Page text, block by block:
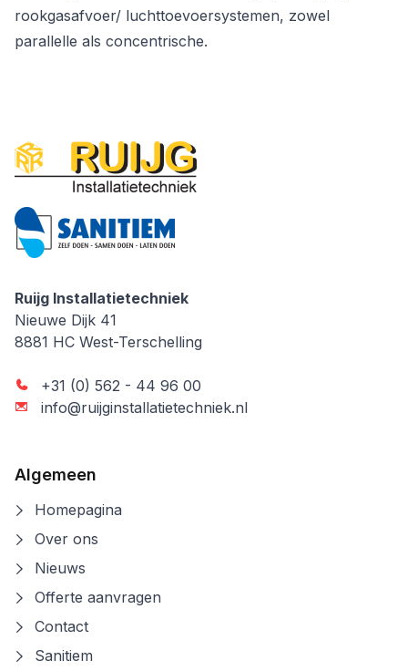
rookgasafvoer/ luchttoevoersystemen, zowel
parallelle als concentrische.
Ruijg Installatietechniek
Ruijg Installatietechniek
Nieuwe Dijk 41
8881 HC West-Terschelling
+31 (0) 562 - 44 96 00
info@ruijginstallatietechniek.nl
Algemeen
Homepagina
Over ons
Nieuws
Offerte aanvragen
Contact
Sanitiem